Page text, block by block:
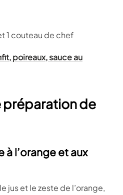
1 couteau de chef
poireaux, sauce au
préparation de
à l’orange et aux
jus et le zeste de l’orange,